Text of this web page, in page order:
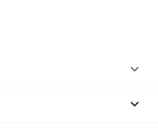

keyboard_arrow_down